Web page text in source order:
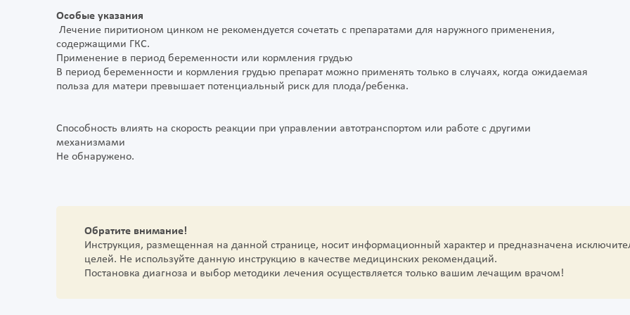
Особые указания
Лечение пиритионом цинком не рекомендуется сочетать с препаратами для наружного применения,
содержащими ГКС.
Применение в период беременности или кормления грудью
В период беременности и кормления грудью препарат можно применять только в случаях, когда ожидаемая
польза для матери превышает потенциальный риск для плода/ребенка.
Способность влиять на скорость реакции при управлении автотранспортом или работе с другими
механизмами
Не обнаружено.
Обратите внимание!
Инструкция, размещенная на данной странице, носит информационный характер и предназначена
целей. Не используйте данную инструкцию в качестве медицинских рекомендаций.
Постановка диагноза и выбор методики лечения осуществляется только вашим лечащим врачом!